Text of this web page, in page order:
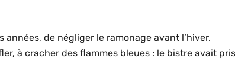
années, de négliger le ramonage avant l’hiver.
à cracher des flammes bleues : le bistre avait